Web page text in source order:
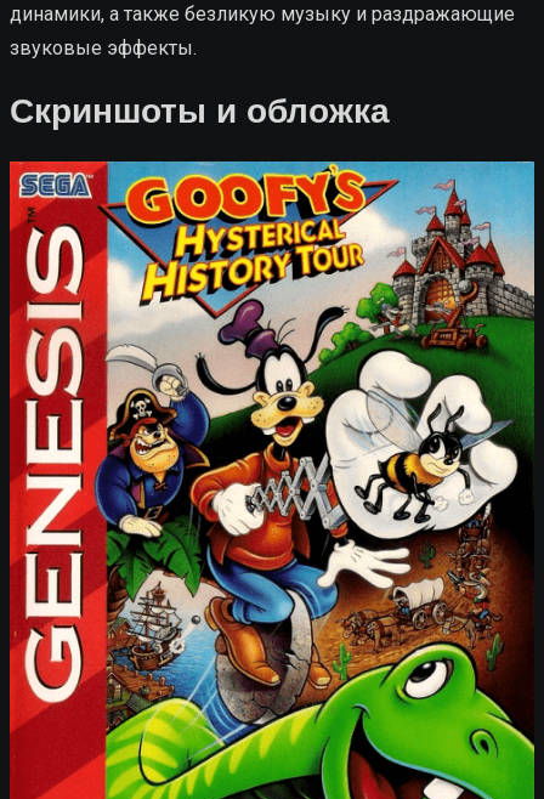
динамики, а также безликую музыку и раздражающие
звуковые эффекты.
Скриншоты и обложка